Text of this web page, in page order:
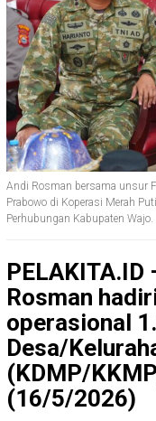
Andi Rosman bersama unsur
Prabowo di Koperasi Merah
Perhubungan Kabupaten Wajo.
PELAKITA.ID
Rosman
operasional
Desa/
(KDMP/
(16/5/2026)